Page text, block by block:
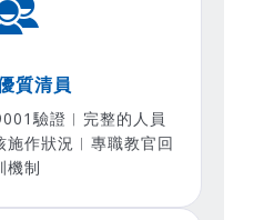
質清員
驗證︱完整的人員
作狀況︱專職教官回
機制